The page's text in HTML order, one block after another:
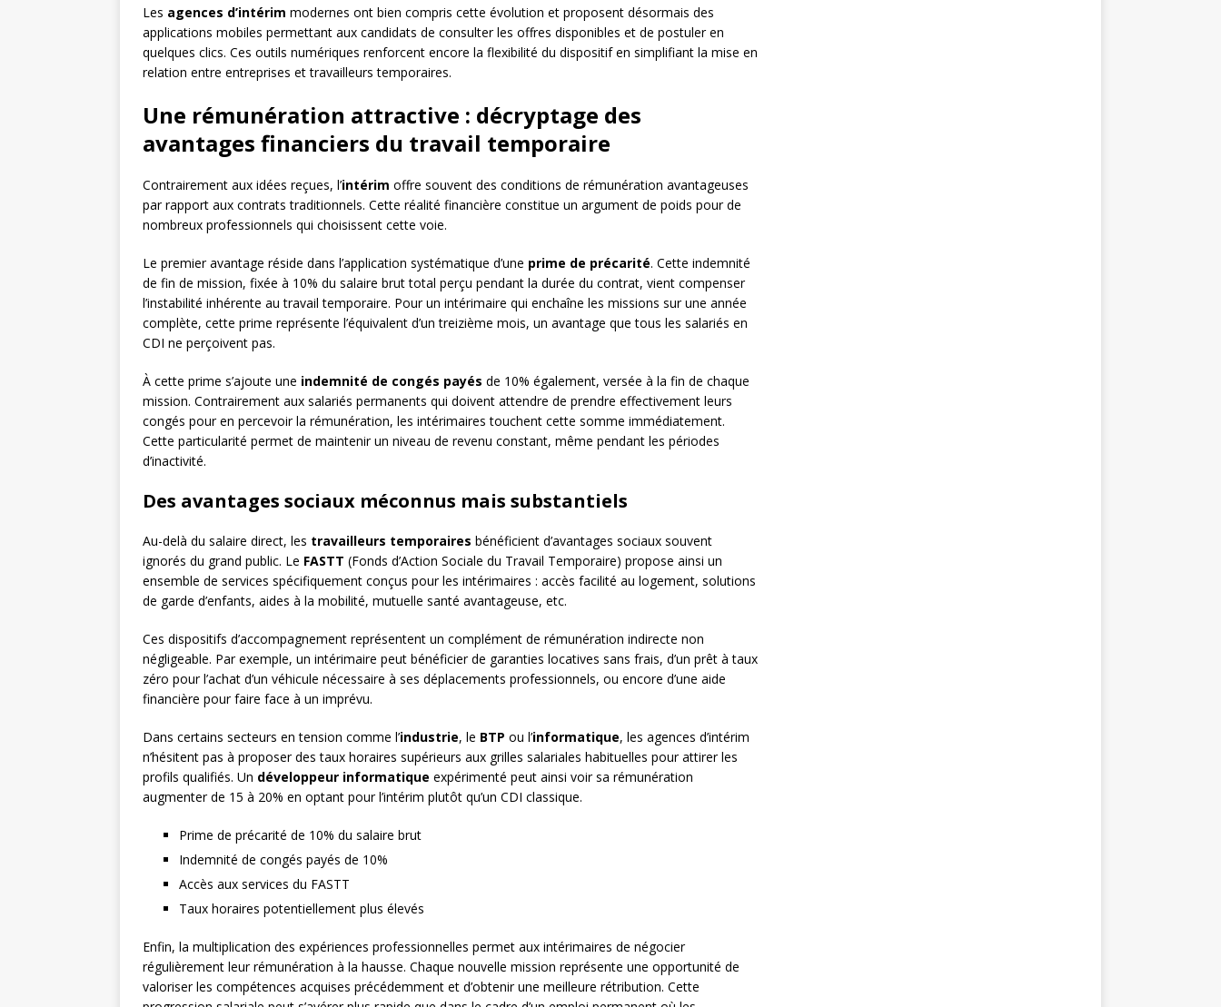
Les agences d’intérim modernes ont bien compris cette évolution et proposent désormais des
applications mobiles permettant aux candidats de consulter les offres disponibles et de postuler en
quelques clics. Ces outils numériques renforcent encore la flexibilité du dispositif en simplifiant la mise en
relation entre entreprises et travailleurs temporaires.
Une rémunération attractive : décryptage des
avantages financiers du travail temporaire
Contrairement aux idées reçues, l’intérim offre souvent des conditions de rémunération avantageuses
par rapport aux contrats traditionnels. Cette réalité financière constitue un argument de poids pour de
nombreux professionnels qui choisissent cette voie.
Le premier avantage réside dans l’application systématique d’une prime de précarité. Cette indemnité
de fin de mission, fixée à 10% du salaire brut total perçu pendant la durée du contrat, vient compenser
l’instabilité inhérente au travail temporaire. Pour un intérimaire qui enchaîne les missions sur une année
complète, cette prime représente l’équivalent d’un treizième mois, un avantage que tous les salariés en
CDI ne perçoivent pas.
À cette prime s’ajoute une indemnité de congés payés de 10% également, versée à la fin de chaque
mission. Contrairement aux salariés permanents qui doivent attendre de prendre effectivement leurs
congés pour en percevoir la rémunération, les intérimaires touchent cette somme immédiatement.
Cette particularité permet de maintenir un niveau de revenu constant, même pendant les périodes
d’inactivité.
Des avantages sociaux méconnus mais substantiels
Au-delà du salaire direct, les travailleurs temporaires bénéficient d’avantages sociaux souvent
ignorés du grand public. Le FASTT (Fonds d’Action Sociale du Travail Temporaire) propose ainsi un
ensemble de services spécifiquement conçus pour les intérimaires : accès facilité au logement, solutions
de garde d’enfants, aides à la mobilité, mutuelle santé avantageuse, etc.
Ces dispositifs d’accompagnement représentent un complément de rémunération indirecte non
négligeable. Par exemple, un intérimaire peut bénéficier de garanties locatives sans frais, d’un prêt à taux
zéro pour l’achat d’un véhicule nécessaire à ses déplacements professionnels, ou encore d’une aide
financière pour faire face à un imprévu.
Dans certains secteurs en tension comme l’industrie, le BTP ou l’informatique, les agences d’intérim
n’hésitent pas à proposer des taux horaires supérieurs aux grilles salariales habituelles pour attirer les
profils qualifiés. Un développeur informatique expérimenté peut ainsi voir sa rémunération
augmenter de 15 à 20% en optant pour l’intérim plutôt qu’un CDI classique.
Prime de précarité de 10% du salaire brut
Indemnité de congés payés de 10%
Accès aux services du FASTT
Taux horaires potentiellement plus élevés
Enfin, la multiplication des expériences professionnelles permet aux intérimaires de négocier
régulièrement leur rémunération à la hausse. Chaque nouvelle mission représente une opportunité de
valoriser les compétences acquises précédemment et d’obtenir une meilleure rétribution. Cette